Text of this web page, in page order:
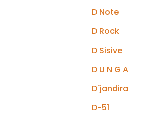
D Note
D Rock
D Sisive
D U N G A
D´jandira
D-51